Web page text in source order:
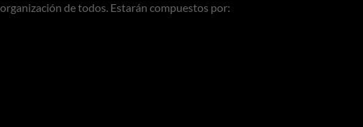
de todos. Estarán compuestos por: